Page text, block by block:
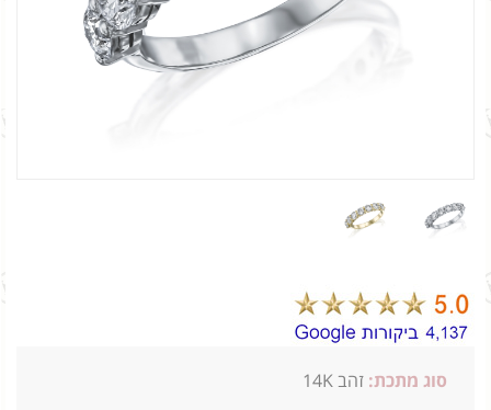
סוג מתכת: זהב 14K